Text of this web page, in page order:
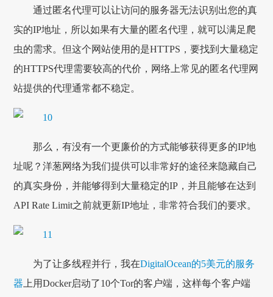
通过匿名代理可以让访问的服务器无法识别出您的真
实的IP地址，所以如果有大量的匿名代理，就可以满足爬
虫的需求。但这个网站使用的是HTTPS，要找到大量稳定
的HTTPS代理需要较高的代价，网络上常见的匿名代理网
站提供的代理通常都不稳定。
那么，有没有一个更廉价的方式能够获得更多的IP地
址呢？洋葱网络为我们提供可以非常好的途径来隐藏自己
的真实身份，并能够得到大量稳定的IP，并且能够在达到
API Rate Limit之前就更新IP地址，非常符合我们的要求。
为了让多线程并行，我在DigitalOcean的5美元的服务
器上用Docker启动了10个Tor的客户端，这样每个客户端